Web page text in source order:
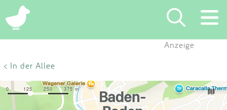
×
Eintragen
Anzeige
< In der Allee